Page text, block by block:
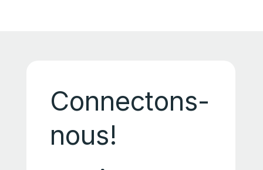
Connectons-
nous!